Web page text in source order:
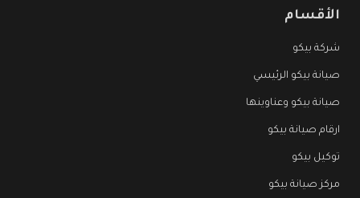
الأقسام
شركة بيكو
صيانة بيكو الرئيسي
صيانة بيكو وعناوينها
ارقام صيانة بيكو
توكيل بيكو
مركز صيانة بيكو